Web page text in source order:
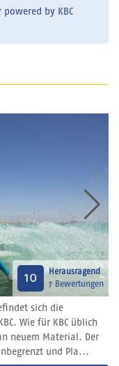
by KBC
10
Herausragend
7 Bewertungen
sich die
Wie für KBC üblich
neuem Material. Der
und Pla...